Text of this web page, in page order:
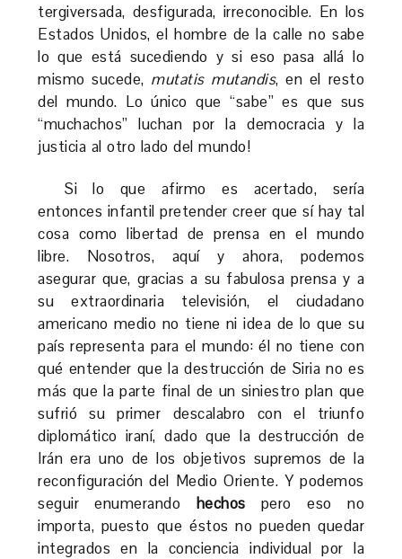
tergiversada, desfigurada, irreconocible. En los
Estados Unidos, el hombre de la calle no sabe
lo que está sucediendo y si eso pasa allá lo
mismo sucede, mutatis mutandis, en el resto
del mundo. Lo único que “sabe” es que sus
“muchachos” luchan por la democracia y la
justicia al otro lado del mundo!
Si lo que afirmo es acertado, sería
entonces infantil pretender creer que sí hay tal
cosa como libertad de prensa en el mundo
libre. Nosotros, aquí y ahora, podemos
asegurar que, gracias a su fabulosa prensa y a
su extraordinaria televisión, el ciudadano
americano medio no tiene ni idea de lo que su
país representa para el mundo: él no tiene con
qué entender que la destrucción de Siria no es
más que la parte final de un siniestro plan que
sufrió su primer descalabro con el triunfo
diplomático iraní, dado que la destrucción de
Irán era uno de los objetivos supremos de la
reconfiguración del Medio Oriente. Y podemos
seguir enumerando hechos pero eso no
importa, puesto que éstos no pueden quedar
integrados en la conciencia individual por la